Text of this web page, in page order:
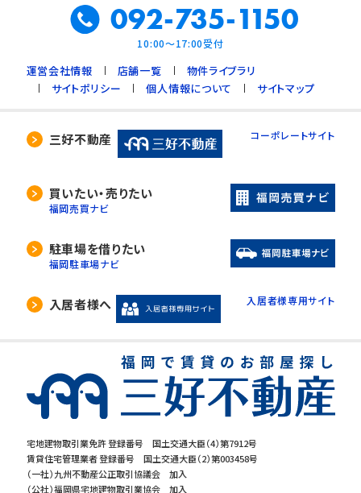
宅地建物取引業免許 登録番号 国土交通大臣（4）第7912号
賃貸住宅管理業者 登録番号 国土交通大臣（2）第003458号
（一社）九州不動産公正取引協議会 加入
（公社）福岡県宅地建物取引業協会 加入
092-735-1150
10:00～17:00受付
運営会社情報 店舗一覧
物件ライブラリ
サイトポリシー
個人情報について サイトマップ
三好不動産 コーポレートサイト
買いたい・売りたい
福岡売買ナビ
駐車場を借りたい
福岡駐車場ナビ
入居者様へ 入居者様専用サイト